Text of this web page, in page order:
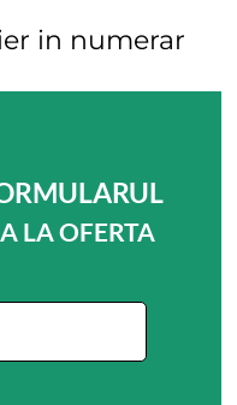
in numerar
LA OFERTA